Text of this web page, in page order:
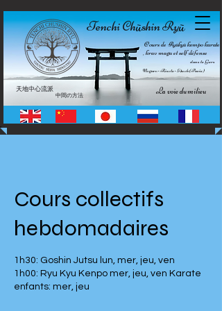
Tenchi Chūshin Ryū
Cours de Ryūkyū kempo karate
, krav maga et self défense
dans le Gers
Nogaro • Riscle • Auch (Pavie)
La voie du milieu
天地中心流派
中間の方法
Cours collectifs
hebdomadaires
1h30: Goshin Jutsu lun, mer, jeu, ven
1h00: Ryu Kyu Kenpo mer, jeu, ven Karate
enfants: mer, jeu